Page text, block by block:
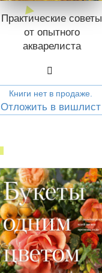
Практические советы
от опытного
акварелиста
Книги нет в продаже.
Отложить в вишлист